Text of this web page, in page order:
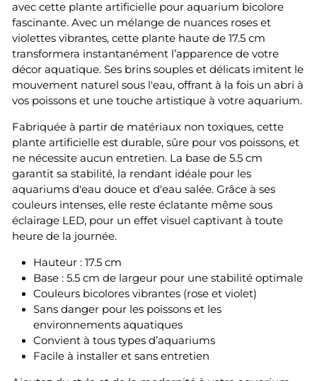
avec cette plante artificielle pour aquarium bicolore
fascinante. Avec un mélange de nuances roses et
violettes vibrantes, cette plante haute de 17.5 cm
transformera instantanément l’apparence de votre
décor aquatique. Ses brins souples et délicats imitent le
mouvement naturel sous l'eau, offrant à la fois un abri à
vos poissons et une touche artistique à votre aquarium.
Fabriquée à partir de matériaux non toxiques, cette
plante artificielle est durable, sûre pour vos poissons, et
ne nécessite aucun entretien. La base de 5.5 cm
garantit sa stabilité, la rendant idéale pour les
aquariums d'eau douce et d'eau salée. Grâce à ses
couleurs intenses, elle reste éclatante même sous
éclairage LED, pour un effet visuel captivant à toute
heure de la journée.
Hauteur : 17.5 cm
Base : 5.5 cm de largeur pour une stabilité optimale
Couleurs bicolores vibrantes (rose et violet)
Sans danger pour les poissons et les
environnements aquatiques
Convient à tous types d’aquariums
Facile à installer et sans entretien